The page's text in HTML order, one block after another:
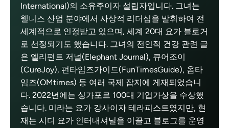
International)의 소유주이자 설립자입니다. 그녀는
웰니스 산업 분야에서 사상적 리더십을 발휘하여 전
세계적으로 인정받고 있으며, 세계 20대 요가 블로거
로 선정되기도 했습니다. 그녀의 전인적 건강 관련 글
은 엘리펀트 저널(Elephant Journal), 큐어조이
(CureJoy), 펀타임즈가이드(FunTimesGuide), 옴타
임즈(OMtimes) 등 여러 국제 잡지에 게재되었습니
다. 2022년에는 싱가포르 100대 기업가상을 수상했
습니다. 미라는 요가 강사이자 테라피스트였지만, 현
재는 시디 요가 인터내셔널을 이끌고 블로그를 운영